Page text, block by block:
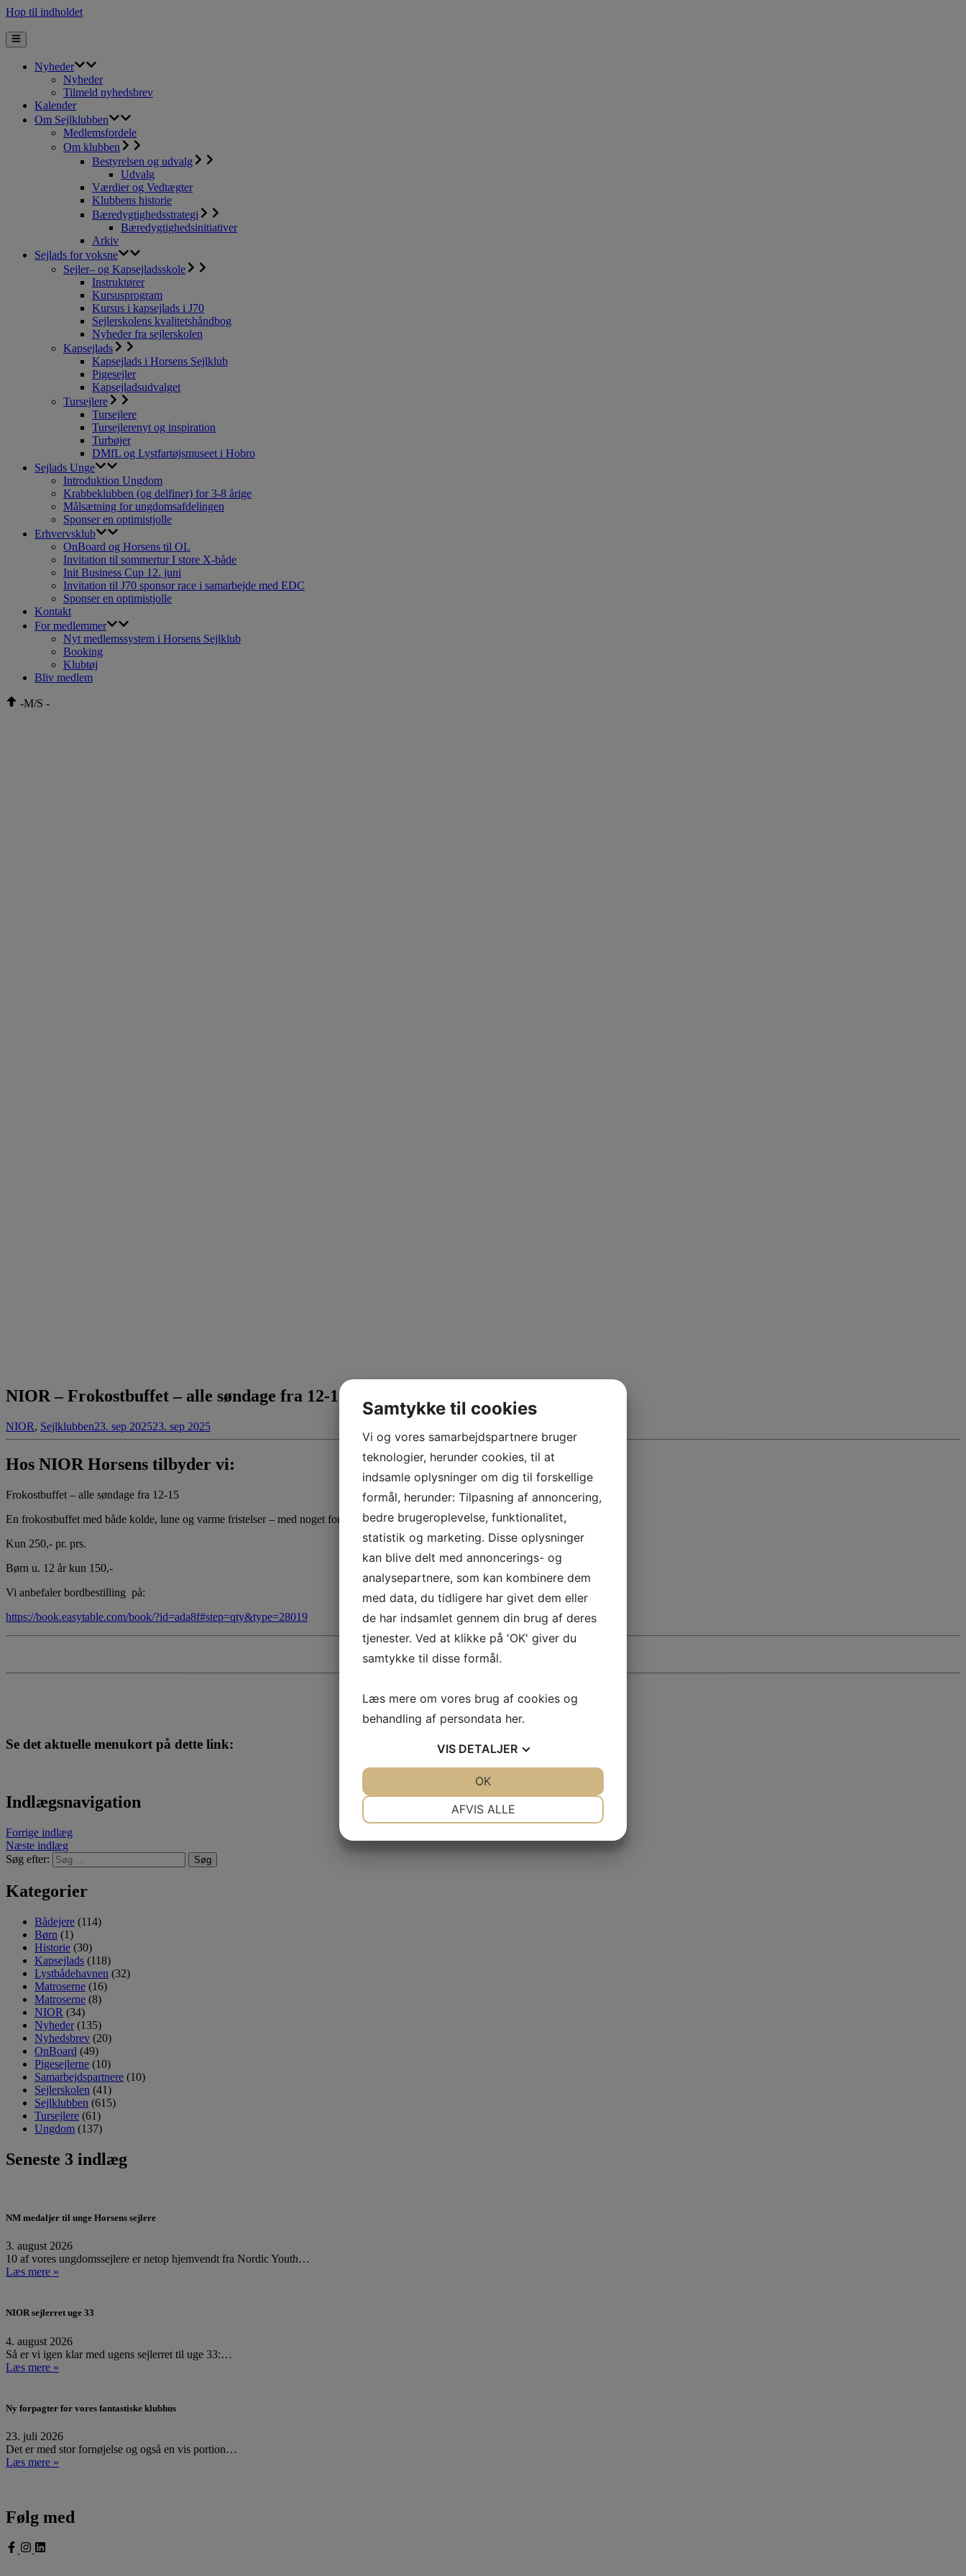
Hop til indholdet
Nyheder
Nyheder
Tilmeld nyhedsbrev
Kalender
Om Sejlklubben
Medlemsfordele
Om klubben
Bestyrelsen og udvalg
Udvalg
Værdier og Vedtægter
Klubbens historie
Bæredygtighedsstrategi
Bæredygtighedsinitiativer
Arkiv
Sejlads for voksne
Sejler– og Kapsejladsskole
Instruktører
Kursusprogram
Kursus i kapsejlads i J70
Sejlerskolens kvalitetshåndbog
Nyheder fra sejlerskolen
Kapsejlads
Kapsejlads i Horsens Sejlklub
Pigesejler
Kapsejladsudvalget
Tursejlere
Tursejlere
Tursejlerenyt og inspiration
Turbøjer
DMfL og Lystfartøjsmuseet i Hobro
Sejlads Unge
Introduktion Ungdom
Krabbeklubben (og delfiner) for 3-8 årige
Målsætning for ungdomsafdelingen
Sponser en optimistjolle
Erhvervsklub
OnBoard og Horsens til OL
Invitation til sommertur I store X-både
Init Business Cup 12. juni
Invitation til J70 sponsor race i samarbejde med EDC
Sponser en optimistjolle
Kontakt
For medlemmer
Nyt medlemssystem i Horsens Sejlklub
Booking
Klubtøj
Bliv medlem
-M/S -
NIOR – Frokostbuffet – alle søndage fra 12-15
NIOR, Sejlklubben23. sep 202523. sep 2025
Hos NIOR Horsens tilbyder vi:
Frokostbuffet – alle søndage fra 12-15
En frokostbuffet med både kolde, lune og varme fristelser – med noget for hele familien.
Kun 250,- pr. prs.
Børn u. 12 år kun 150,-
Vi anbefaler bordbestilling på:
https://book.easytable.com/book/?id=ada8f#step=qty&type=28019
Se det aktuelle menukort på dette link:
Indlægsnavigation
Forrige indlæg
Næste indlæg
Søg efter:
Kategorier
Bådejere (114)
Børn (1)
Historie (30)
Kapsejlads (118)
Lystbådehavnen (32)
Matroserne (16)
Matroserne (8)
NIOR (34)
Nyheder(135)
Nyhedsbrev (20)
OnBoard (49)
Pigesejlerne (10)
Samarbejdspartnere (10)
Sejlerskolen (41)
Sejlklubben (615)
Tursejlere (61)
Ungdom (137)
Seneste 3 indlæg
NM medaljer til unge Horsens sejlere
3. august 2026
10 af vores ungdomssejlere er netop hjemvendt fra Nordic Youth…
Læs mere »
NIOR sejlerret uge 33
4. august 2026
Så er vi igen klar med ugens sejlerret til uge 33:…
Læs mere »
Ny forpagter for vores fantastiske klubhus
23. juli 2026
Det er med stor fornøjelse og også en vis portion…
Læs mere »
Følg med
Samtykke til cookies
Vi og vores samarbejdspartnere bruger
teknologier, herunder cookies, til at
indsamle oplysninger om dig til forskellige
formål, herunder: Tilpasning af annoncering,
bedre brugeroplevelse, funktionalitet,
statistik og marketing. Disse oplysninger
kan blive delt med annoncerings- og
analysepartnere, som kan kombinere dem
med data, du tidligere har givet dem eller
de har indsamlet gennem din brug af deres
tjenester. Ved at klikke på 'OK' giver du
samtykke til disse formål.
Læs mere om vores brug af cookies og
behandling af persondata her.
VIS DETALJER
AFVIS ALLE
OK